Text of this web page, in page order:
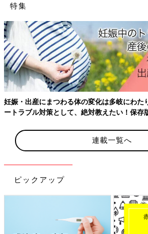
特集
妊娠・出産にまつわる体の変化は多岐にわた
ートラブル対策として、絶対教えたい！保存
連載一覧へ
ピックアップ